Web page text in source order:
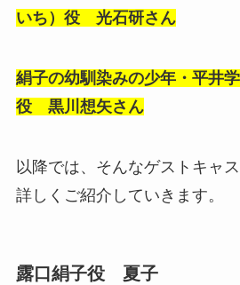
いち）役 光石研さん
絹子の幼馴染みの少年・平井
役 黒川想矢さん
以降では、そんなゲストキャ
詳しくご紹介していきます。
露口絹子役 夏子